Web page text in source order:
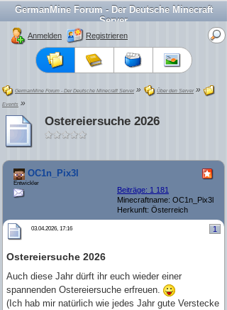
GermanMine Forum - Der Deutsche Minecraft
Server
Anmelden Registrieren
GermanMine Forum - Der Deutsche Minecraft Server» Über den Server»
Events »
Ostereiersuche 2026
OC1n_Pix3l
Entwickler
Beiträge: 1 181
Minecraftname: OC1n_Pix3l
Herkunft: Österreich
1
03.04.2026, 17:16
Ostereiersuche 2026
Auch diese Jahr dürft ihr euch wieder einer
spannenden Ostereiersuche erfreuen.
(Ich hab mir natürlich wie jedes Jahr gute Verstecke